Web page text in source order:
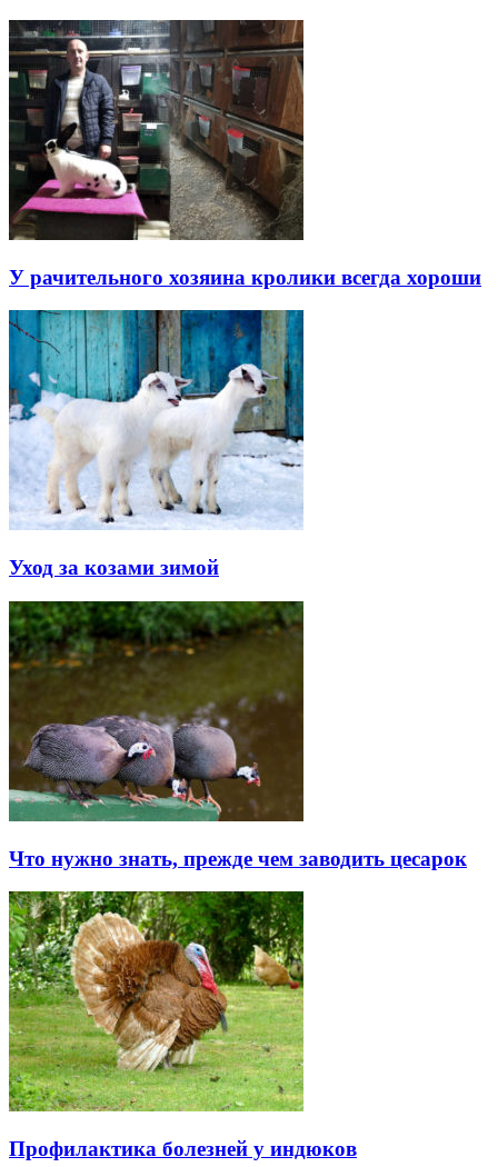
У рачительного хозяина кролики всегда хороши
Уход за козами зимой
Что нужно знать, прежде чем заводить цесарок
Профилактика болезней у индюков